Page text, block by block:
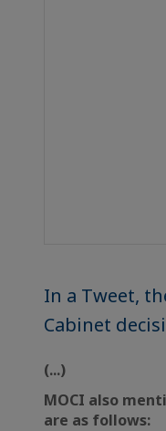
In a Tweet,
Cabinet
(...)
MOCI also
are as follows: